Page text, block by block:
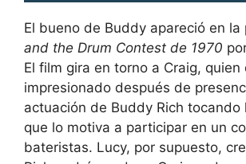
El bueno de Buddy apareció en la
and the Drum Contest de 1970
El film gira en torno a Craig, quien
impresionado después de
actuación de Buddy Rich tocando
que lo motiva a participar en un
bateristas. Lucy, por supuesto,